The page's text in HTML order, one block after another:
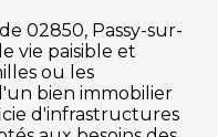
02850, Passy-sur-
vie paisible et
ou les
bien immobilier
d'infrastructures